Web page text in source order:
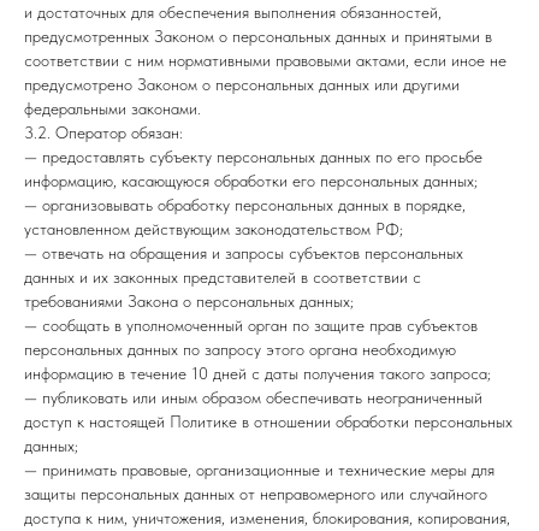
и достаточных для обеспечения выполнения обязанностей,
предусмотренных Законом о персональных данных и принятыми в
соответствии с ним нормативными правовыми актами, если иное не
предусмотрено Законом о персональных данных или другими
федеральными законами.
3.2. Оператор обязан:
— предоставлять субъекту персональных данных по его просьбе
информацию, касающуюся обработки его персональных данных;
— организовывать обработку персональных данных в порядке,
установленном действующим законодательством РФ;
— отвечать на обращения и запросы субъектов персональных
данных и их законных представителей в соответствии с
требованиями Закона о персональных данных;
— сообщать в уполномоченный орган по защите прав субъектов
персональных данных по запросу этого органа необходимую
информацию в течение 10 дней с даты получения такого запроса;
— публиковать или иным образом обеспечивать неограниченный
доступ к настоящей Политике в отношении обработки персональных
данных;
— принимать правовые, организационные и технические меры для
защиты персональных данных от неправомерного или случайного
доступа к ним, уничтожения, изменения, блокирования, копирования,